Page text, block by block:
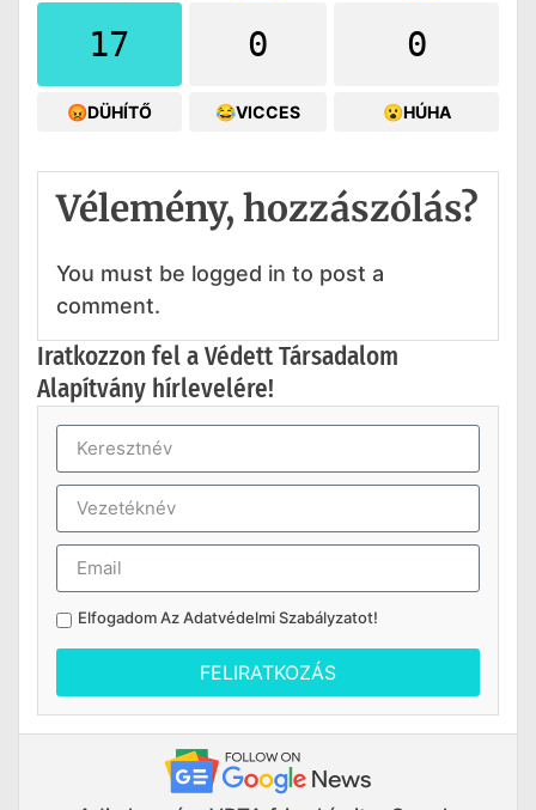
17
😡DÜHÍTŐ
0
😂VICCES
0
😮HÚHA
Vélemény, hozzászólás?
You must be logged in to post a
comment.
Iratkozzon fel a Védett Társadalom
Alapítvány hírlevelére!
Elfogadom AzAdatvédelmi Szabályzatot!
FELIRATKOZÁS